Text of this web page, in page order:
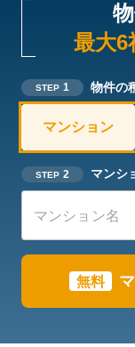
最大6
STEP 1 物件の
マンション
STEP 2 マンシ
無料